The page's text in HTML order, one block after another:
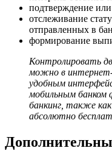
подтверждение
отслеживание
отправленных в
формирование
Контролировать
можно в
удобным
мобильным банком
банкинг, также
абсолютно